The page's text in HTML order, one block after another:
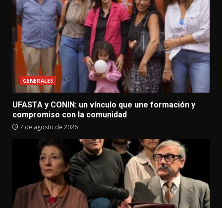
GENERALES
UFASTA y CONIN: un vínculo que une formación y
compromiso con la comunidad
7 de agosto de 2026